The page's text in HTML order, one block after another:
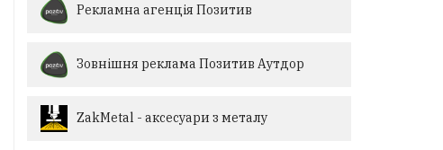
Рекламна агенція Позитив
Зовнішня реклама Позитив Аутдор
ZakMetal - аксесуари з металу